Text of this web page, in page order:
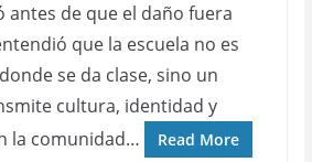
antes de que el daño fuera
que la escuela no es
se da clase, sino un
cultura, identidad y
la comunidad…
Read More